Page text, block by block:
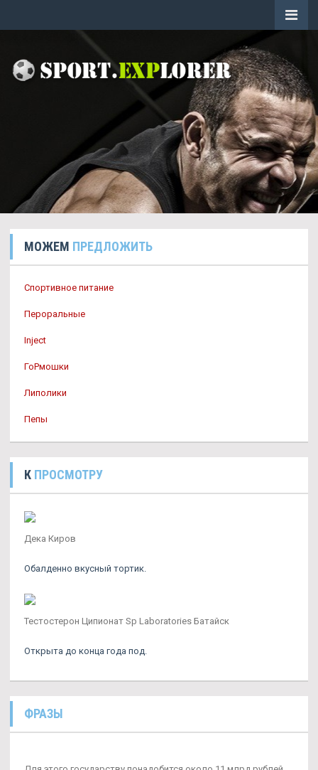
МОЖЕМ ПРЕДЛОЖИТЬ
Спортивное питание
Пероральные
Inject
ГоРмошки
Липолики
Пепы
К ПРОСМОТРУ
Дека Киров
Обалденно вкусный тортик.
Тестостерон Ципионат Sp Laboratories Батайск
Открыта до конца года под.
ФРАЗЫ